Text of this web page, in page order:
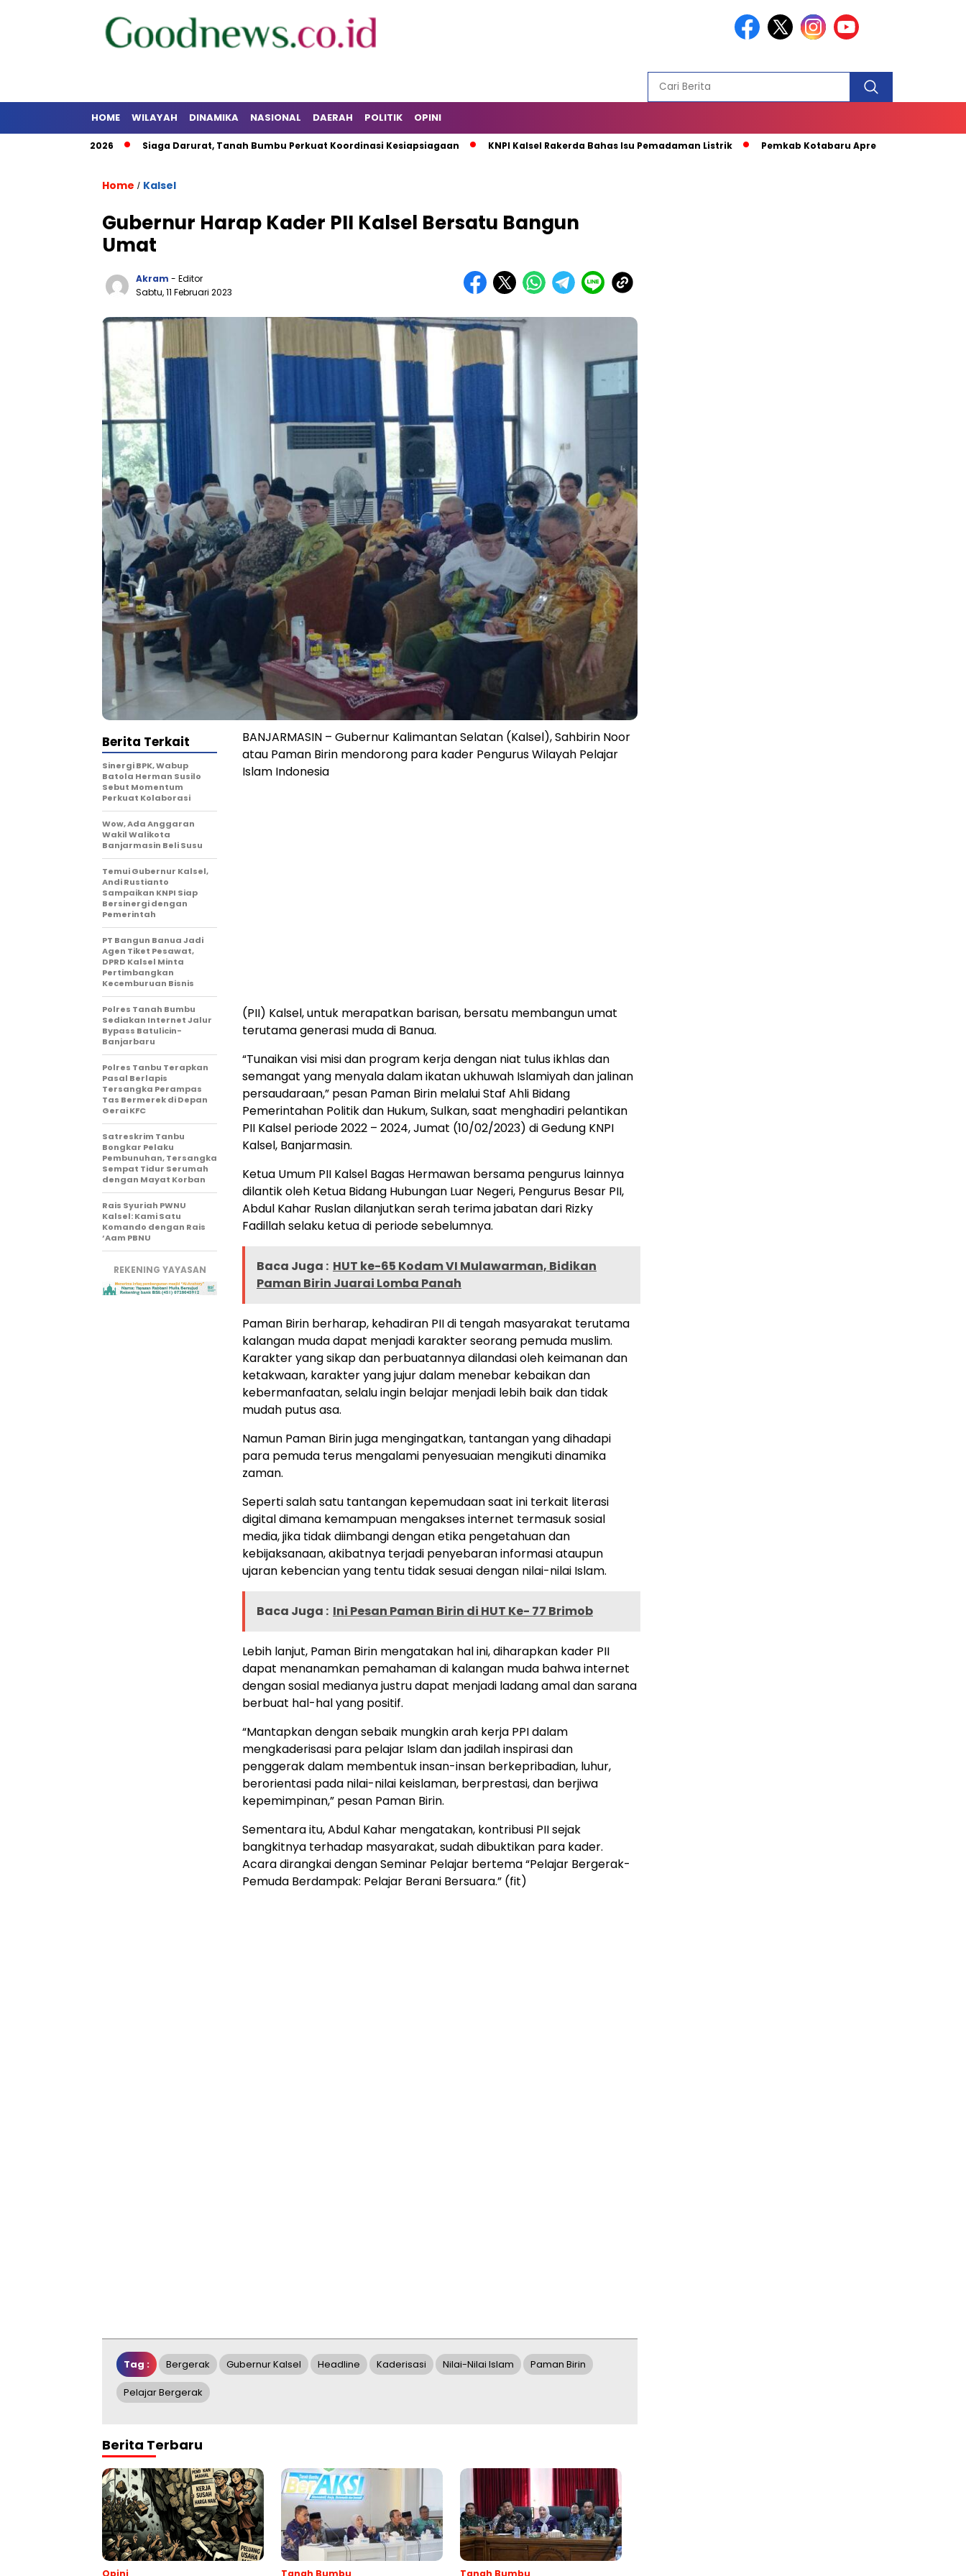
HOME WILAYAH DINAMIKA NASIONAL DAERAH POLITIK OPINI
Siaga Darurat, Tanah Bumbu Perkuat Koordinasi Kesiapsiagaan KNPI Kalsel Rakerda Bahas Isu Pemadaman Listrik Pemkab Kotabaru Apresiasi Kunjungan Kapal
Home / Kalsel
Gubernur Harap Kader PII Kalsel Bersatu Bangun
Umat
Akram - Editor
Sabtu, 11 Februari 2023
BANJARMASIN – Gubernur Kalimantan Selatan (Kalsel), Sahbirin Noor
atau Paman Birin mendorong para kader Pengurus Wilayah Pelajar
Islam Indonesia
(PII) Kalsel, untuk merapatkan barisan, bersatu membangun umat
terutama generasi muda di Banua.
“Tunaikan visi misi dan program kerja dengan niat tulus ikhlas dan
semangat yang menyala dalam ikatan ukhuwah Islamiyah dan jalinan
persaudaraan,” pesan Paman Birin melalui Staf Ahli Bidang
Pemerintahan Politik dan Hukum, Sulkan, saat menghadiri pelantikan
PII Kalsel periode 2022 – 2024, Jumat (10/02/2023) di Gedung KNPI
Kalsel, Banjarmasin.
Ketua Umum PII Kalsel Bagas Hermawan bersama pengurus lainnya
dilantik oleh Ketua Bidang Hubungan Luar Negeri, Pengurus Besar PII,
Abdul Kahar Ruslan dilanjutkan serah terima jabatan dari Rizky
Fadillah selaku ketua di periode sebelumnya.
Baca Juga : HUT ke-65 Kodam VI Mulawarman, Bidikan
Paman Birin Juarai Lomba Panah
Paman Birin berharap, kehadiran PII di tengah masyarakat terutama
kalangan muda dapat menjadi karakter seorang pemuda muslim.
Karakter yang sikap dan perbuatannya dilandasi oleh keimanan dan
ketakwaan, karakter yang jujur dalam menebar kebaikan dan
kebermanfaatan, selalu ingin belajar menjadi lebih baik dan tidak
mudah putus asa.
Namun Paman Birin juga mengingatkan, tantangan yang dihadapi
para pemuda terus mengalami penyesuaian mengikuti dinamika
zaman.
Seperti salah satu tantangan kepemudaan saat ini terkait literasi
digital dimana kemampuan mengakses internet termasuk sosial
media, jika tidak diimbangi dengan etika pengetahuan dan
kebijaksanaan, akibatnya terjadi penyebaran informasi ataupun
ujaran kebencian yang tentu tidak sesuai dengan nilai-nilai Islam.
Baca Juga : Ini Pesan Paman Birin di HUT Ke- 77 Brimob
Lebih lanjut, Paman Birin mengatakan hal ini, diharapkan kader PII
dapat menanamkan pemahaman di kalangan muda bahwa internet
dengan sosial medianya justru dapat menjadi ladang amal dan sarana
berbuat hal-hal yang positif.
“Mantapkan dengan sebaik mungkin arah kerja PPI dalam
mengkaderisasi para pelajar Islam dan jadilah inspirasi dan
penggerak dalam membentuk insan-insan berkepribadian, luhur,
berorientasi pada nilai-nilai keislaman, berprestasi, dan berjiwa
kepemimpinan,” pesan Paman Birin.
Sementara itu, Abdul Kahar mengatakan, kontribusi PII sejak
bangkitnya terhadap masyarakat, sudah dibuktikan para kader.
Acara dirangkai dengan Seminar Pelajar bertema “Pelajar Bergerak-
Pemuda Berdampak: Pelajar Berani Bersuara.” (fit)
Berita Terkait
Sinergi BPK, Wabup
Batola Herman Susilo
Sebut Momentum
Perkuat Kolaborasi
Wow, Ada Anggaran
Wakil Walikota
Banjarmasin Beli Susu
Temui Gubernur Kalsel,
Andi Rustianto
Sampaikan KNPI Siap
Bersinergi dengan
Pemerintah
PT Bangun Banua Jadi
Agen Tiket Pesawat,
DPRD Kalsel Minta
Pertimbangkan
Kecemburuan Bisnis
Polres Tanah Bumbu
Sediakan Internet Jalur
Bypass Batulicin-
Banjarbaru
Polres Tanbu Terapkan
Pasal Berlapis
Tersangka Perampas
Tas Bermerek di Depan
Gerai KFC
Satreskrim Tanbu
Bongkar Pelaku
Pembunuhan, Tersangka
Sempat Tidur Serumah
dengan Mayat Korban
Rais Syuriah PWNU
Kalsel: Kami Satu
Komando dengan Rais
‘Aam PBNU
REKENING YAYASAN
Tag : Bergerak Gubernur Kalsel Headline Kaderisasi Nilai-Nilai Islam Paman Birin
Pelajar Bergerak
Berita Terbaru
Opini Tanah Bumbu Tanah Bumbu